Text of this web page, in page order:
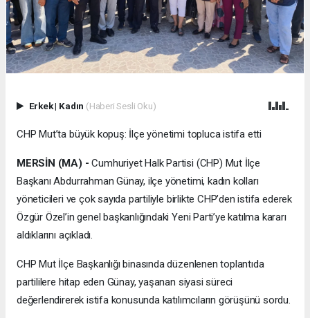
Erkek| Kadın (Haberi Sesli Oku)
CHP Mut’ta büyük kopuş: İlçe yönetimi topluca istifa etti
MERSİN (MA) - Cumhuriyet Halk Partisi (CHP) Mut İlçe
Başkanı Abdurrahman Günay, ilçe yönetimi, kadın kolları
yöneticileri ve çok sayıda partiliyle birlikte CHP’den istifa ederek
Özgür Özel’in genel başkanlığındaki Yeni Parti’ye katılma kararı
aldıklarını açıkladı.
CHP Mut İlçe Başkanlığı binasında düzenlenen toplantıda
partililere hitap eden Günay, yaşanan siyasi süreci
değerlendirerek istifa konusunda katılımcıların görüşünü sordu.